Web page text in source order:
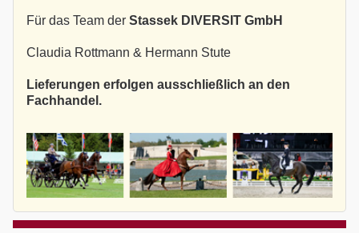
Für das Team der Stassek DIVERSIT GmbH
Claudia Rottmann & Hermann Stute
Lieferungen erfolgen ausschließlich an den
Fachhandel.